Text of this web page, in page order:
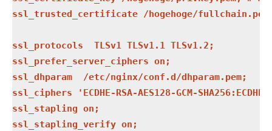
ssl_trusted_certificate /hogehoge/fullchain.pem;
ssl_protocols  TLSv1 TLSv1.1 TLSv1.2;
ssl_prefer_server_ciphers on;
ssl_dhparam  /etc/nginx/conf.d/dhparam.pem;
ssl_ciphers 'ECDHE-RSA-AES128-GCM-SHA256:ECDHE-
ssl_stapling on;
ssl_stapling_verify on;